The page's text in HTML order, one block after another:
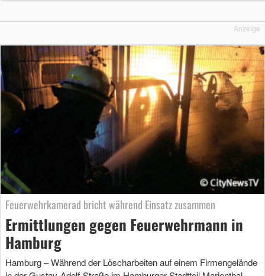
Anzeige
Feuerwehrkamerad bricht während Einsatz zusammen
Ermittlungen gegen Feuerwehrmann in
Hamburg
Hamburg – Während der Löscharbeiten auf einem Firmengelände